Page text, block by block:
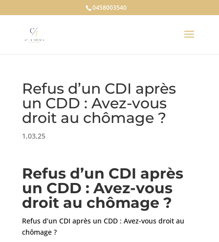
0458003540
Refus d’un CDI après
un CDD : Avez-vous
droit au chômage ?
1,03,25
Refus d’un CDI après
un CDD : Avez-vous
droit au chômage ?
Refus d’un CDI après un CDD : Avez-vous droit au
chômage ?